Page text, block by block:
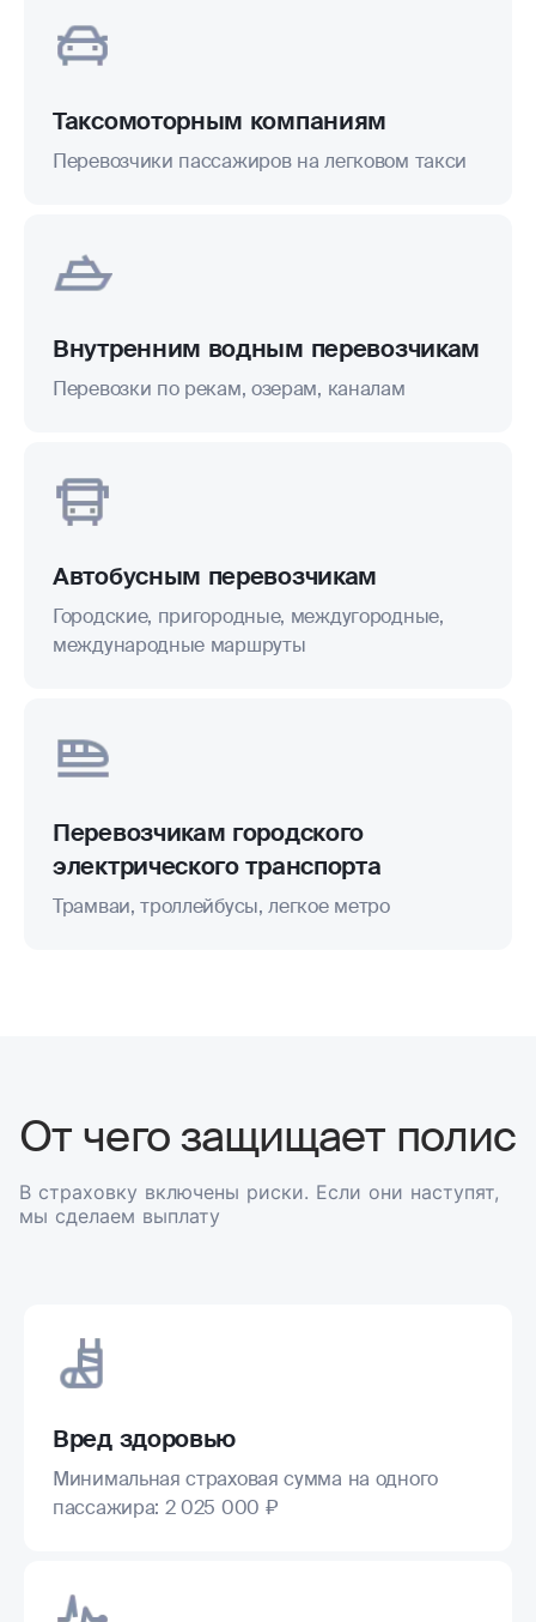
Таксомоторным компаниям
Перевозчики пассажиров на легковом такси
Внутренним водным перевозчикам
Перевозки по рекам, озерам, каналам
Автобусным перевозчикам
Городские, пригородные, междугородные,
международные маршруты
Перевозчикам городского
электрического транспорта
Трамваи, троллейбусы, легкое метро
От чего защищает полис
В страховку включены риски. Если они наступят,
мы сделаем выплату
Вред здоровью
Минимальная страховая сумма на одного
пассажира: 2 025 000 ₽